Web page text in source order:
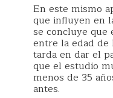
En este mismo
que influyen en
se concluye que
entre la edad
tarda en dar el
que el estudio
menos de 35
antes.